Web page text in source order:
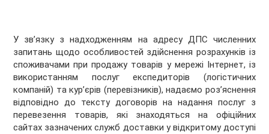
У зв’язку з надходженням на адресу ДПС численних
запитань щодо особливостей здійснення розрахунків із
споживачами при продажу товарів у мережі Інтернет, із
використанням послуг експедиторів (логістичних
компаній) та кур’єрів (перевізників), надаємо роз’яснення
відповідно до тексту договорів на надання послуг з
перевезення товарів, які знаходяться на офіційних
сайтах зазначених служб доставки у відкритому доступі